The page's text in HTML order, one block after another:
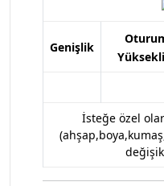
Genişlik
İsteğe özel